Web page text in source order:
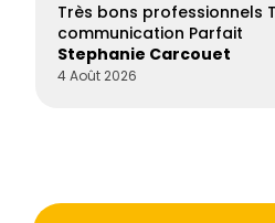
Très bons professionnels
communication Parfait
Stephanie Carcouet
4 Août 2026